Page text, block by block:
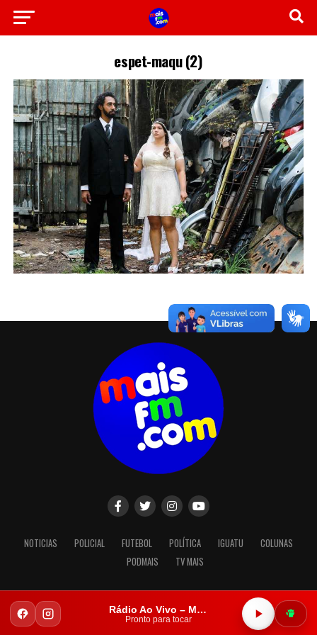
espet-maqu (2)
NOTICIAS POLICIAL FUTEBOL POLÍTICA IGUATU
COLUNAS
PODMAIS
TV MAIS
Copyright © 2023. Todos os direitos reservados.
Rádio Ao Vivo – Mais FM Iguatu
Pronto para tocar